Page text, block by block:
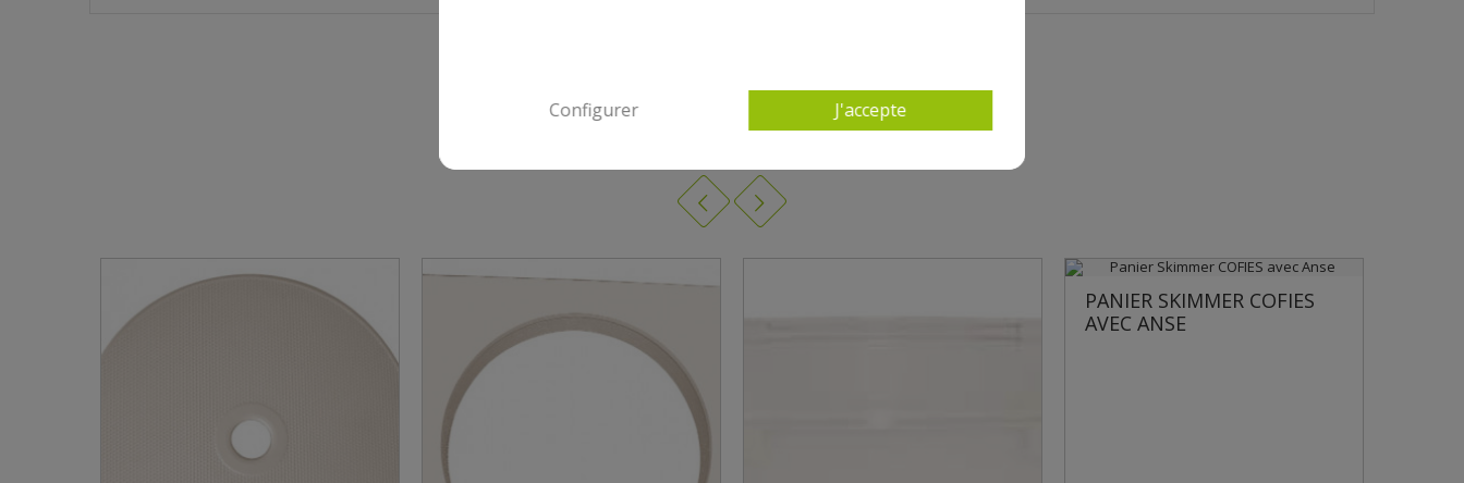
10 AUTRES PRODUITS DANS POUR SKIMMER COFIES
Configurer J'accepte